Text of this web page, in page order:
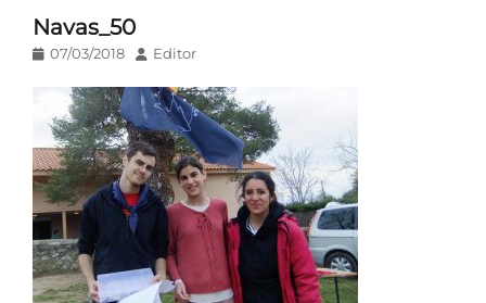
Navas_50
Publicado
07/03/2018 AutorEditor